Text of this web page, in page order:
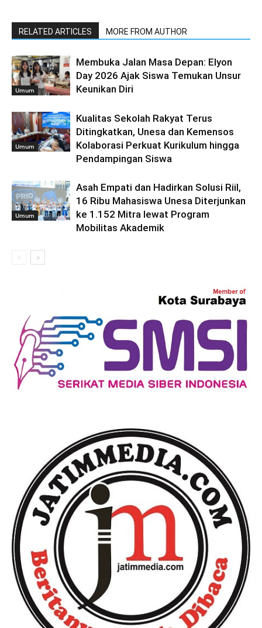
RELATED ARTICLES MORE FROM AUTHOR
Umum
Membuka Jalan Masa Depan: Elyon
Day 2026 Ajak Siswa Temukan Unsur
Keunikan Diri
Umum
Kualitas Sekolah Rakyat Terus
Ditingkatkan, Unesa dan Kemensos
Kolaborasi Perkuat Kurikulum hingga
Pendampingan Siswa
Umum
Asah Empati dan Hadirkan Solusi Riil,
16 Ribu Mahasiswa Unesa Diterjunkan
ke 1.152 Mitra lewat Program
Mobilitas Akademik